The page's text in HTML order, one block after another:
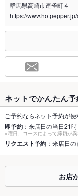
喫煙専用室 なし
合わせください。
お席
40席(貸切
容人数
個室 あり ：8
座敷 なし ：お
掘りごたつ
なし ：掘
カウンター
あり ：1
群馬県高崎市連雀町４
https://
ネットでかんたん予
ご予約ならネット予約が便
即予約 ：来店日の当日21
※曜日、コースによって締切が異
リクエスト予約 ：来店日
お店